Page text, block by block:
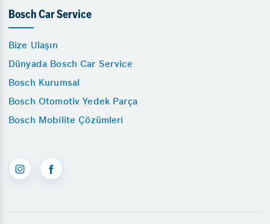
Bosch Car Service
Bize Ulaşın
Dünyada Bosch Car Service
Bosch Kurumsal
Bosch Otomotiv Yedek Parça
Bosch Mobilite Çözümleri